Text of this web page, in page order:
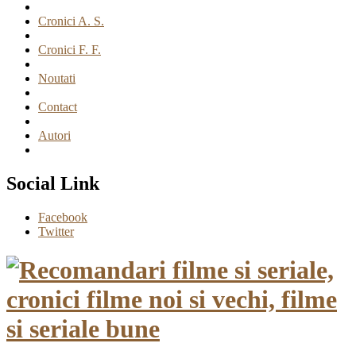
Cronici A. S.
Cronici F. F.
Noutati
Contact
Autori
Social Link
Facebook
Twitter